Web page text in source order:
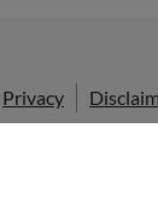
Privacy